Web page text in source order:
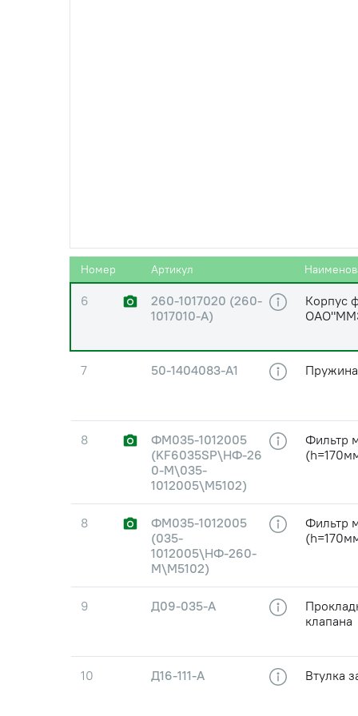
Номер Артикул
6
260-1017020 (260-
1017010-А)
Корпус
7 50-1404083-А1
8
ФМ035-1012005
(KF6035SP\НФ-26
0-М\035-
1012005\М5102)
Фильтр
8
ФМ035-1012005
(035-
1012005\НФ-260-
М\М5102)
Фильтр
9 Д09-035-А
клапана
10 Д16-111-А Втулка